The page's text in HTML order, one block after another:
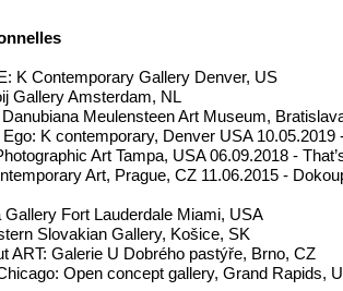
K Contemporary Gallery Denver, US
Gallery Amsterdam, NL
Meulensteen Art Museum,
K contemporary, Denver USA 10.05.2019
Art Tampa, USA 06.09.2018 -
Art, Prague, CZ 11.06.2015 -
Fort Lauderdale Miami, USA
Slovakian Gallery, Košice, SK
ART: Galerie U Dobrého pastýře, Brno, CZ
Open concept gallery, Grand Rapids,